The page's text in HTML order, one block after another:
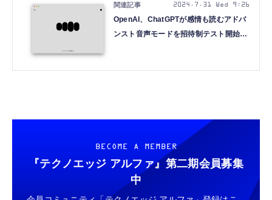
OpenAI、ChatGPTが感情も読むアドバ
ンスト音声モードを招待制テスト開始
2024.7.31 Wed 9:26
BECOME A MEMBER
『テクノエッジ アルファ』 第二期会員募集
中